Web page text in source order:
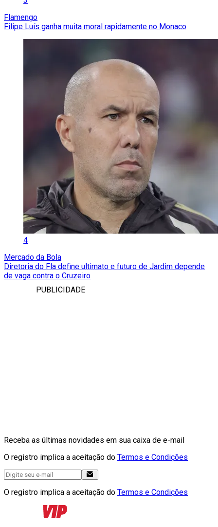
Flamengo
Filipe Luís ganha muita moral rapidamente no Monaco
4
Mercado da Bola
Diretoria do Fla define ultimato e futuro de Jardim depende
de vaga contra o Cruzeiro
PUBLICIDADE
Receba as últimas novidades em sua caixa de e-mail
O registro implica a aceitação do Termos e Condições
O registro implica a aceitação do Termos e Condições